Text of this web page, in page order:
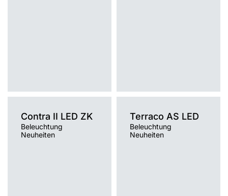
Contra II LED ZK
Beleuchtung
Neuheiten
Terraco AS LED
Beleuchtung
Neuheiten